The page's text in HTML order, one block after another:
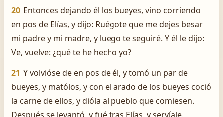
20 Entonces dejando él los bueyes, vino corriendo
en pos de Elías, y dijo: Ruégote que me dejes besar
mi padre y mi madre, y luego te seguiré. Y él le dijo:
Ve, vuelve: ¿qué te he hecho yo?
21 Y volvióse de en pos de él, y tomó un par de
bueyes, y matólos, y con el arado de los bueyes coció
la carne de ellos, y dióla al pueblo que comiesen.
Después se levantó, y fué tras Elías, y servíale.